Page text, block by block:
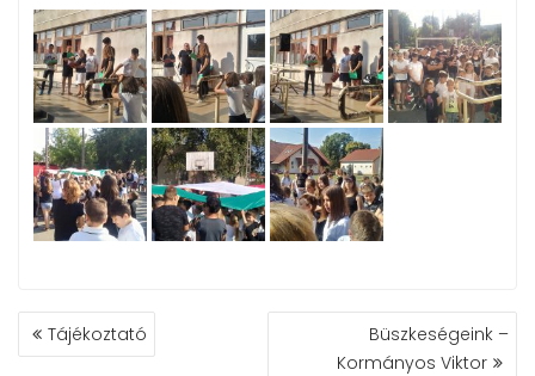
BEJEGYZÉS
NAVIGÁCIÓ
Tájékoztató
Büszkeségeink –
Kormányos Viktor